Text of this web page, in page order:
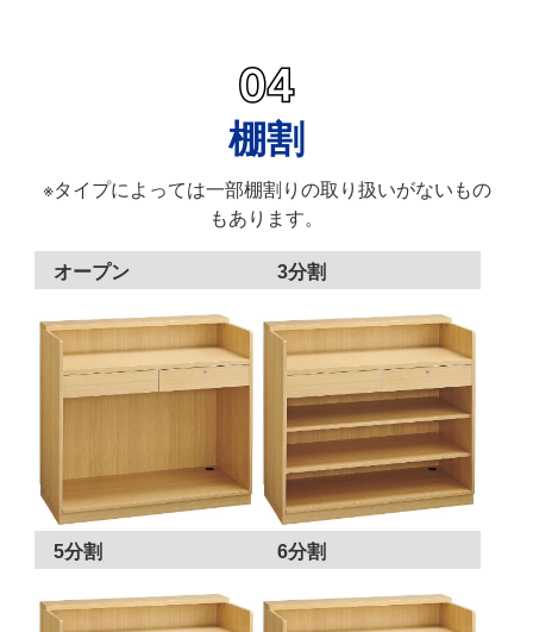
棚割
※タイプによっては一部棚割りの取り扱いがないもの
もあります。
オープン 3分割
5分割 6分割